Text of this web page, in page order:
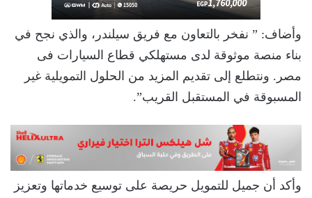
وأضاف: ” نفخر بالتعاون مع فريق سيلندر، والذي نجح في
بناء منصة موثوقة لدى مستهلكي قطاع السيارات فى
مصر. ونتطلع إلى تقديم المزيد من الحلول التمويلية غير
المسبوقة في المستقبل القريب”.
وأكد أن جميل للتمويل حريصة على توسيع خدماتها وتعزيز